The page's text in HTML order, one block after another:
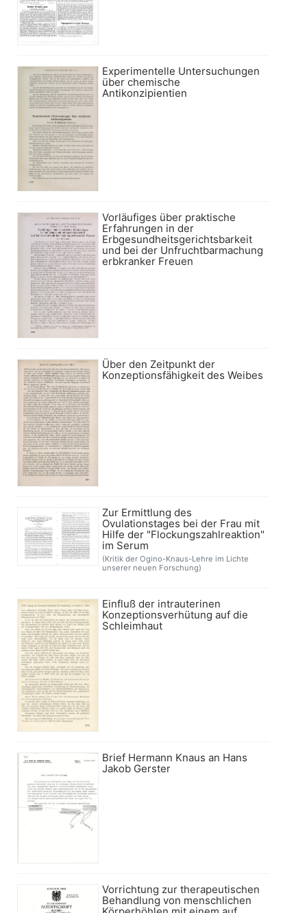
Experimentelle Untersuchungen
über chemische
Antikonzipientien
Vorläufiges über praktische
Erfahrungen in der
Erbgesundheitsgerichtsbarkeit
und bei der Unfruchtbarmachung
erbkranker Freuen
Über den Zeitpunkt der
Konzeptionsfähigkeit des Weibes
Zur Ermittlung des
Ovulationstages bei der Frau mit
Hilfe der "Flockungszahlreaktion"
im Serum
(Kritik der Ogino-Knaus-Lehre im Lichte
unserer neuen Forschung)
Einfluß der intrauterinen
Konzeptionsverhütung auf die
Schleimhaut
Brief Hermann Knaus an Hans
Jakob Gerster
Vorrichtung zur therapeutischen
Behandlung von menschlichen